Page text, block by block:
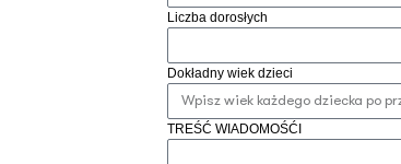
Liczba dorosłych
Dokładny wiek dzieci
TREŚĆ WIADOMOŚĆI